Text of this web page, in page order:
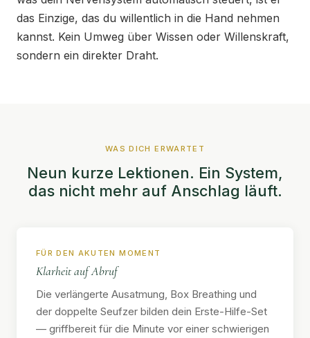
das Einzige, das du willentlich in die Hand nehmen
kannst. Kein Umweg über Wissen oder Willenskraft,
sondern ein direkter Draht.
WAS DICH ERWARTET
Neun kurze Lektionen. Ein System,
das nicht mehr auf Anschlag läuft.
FÜR DEN AKUTEN MOMENT
Klarheit auf Abruf
Die verlängerte Ausatmung, Box Breathing und
der doppelte Seufzer bilden dein Erste-Hilfe-Set
— griffbereit für die Minute vor einer schwierigen